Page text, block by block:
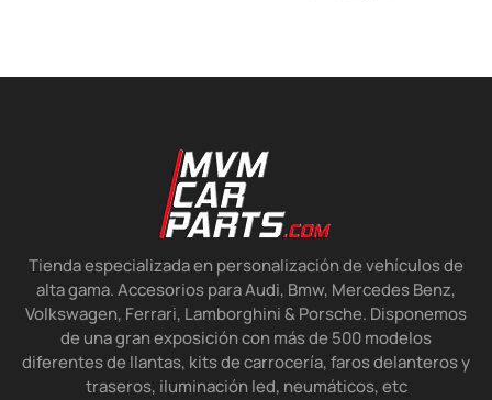
Tienda especializada en personalización de vehículos de
alta gama. Accesorios para Audi, Bmw, Mercedes Benz,
Volkswagen, Ferrari, Lamborghini & Porsche. Disponemos
de una gran exposición con más de 500 modelos
diferentes de llantas, kits de carrocería, faros delanteros y
traseros, iluminación led, neumáticos, etc